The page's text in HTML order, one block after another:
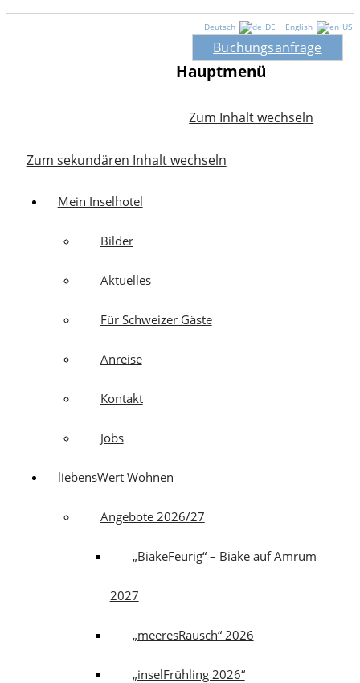
Deutsch English
Buchungsanfrage
Hauptmenü
Zum Inhalt wechseln
Zum sekundären Inhalt wechseln
Mein Inselhotel
Bilder
Aktuelles
Für Schweizer Gäste
Anreise
Kontakt
Jobs
liebensWert Wohnen
Angebote 2026/27
„BiakeFeurig“ – Biake auf Amrum
2027
„meeresRausch“ 2026
„inselFrühling 2026“